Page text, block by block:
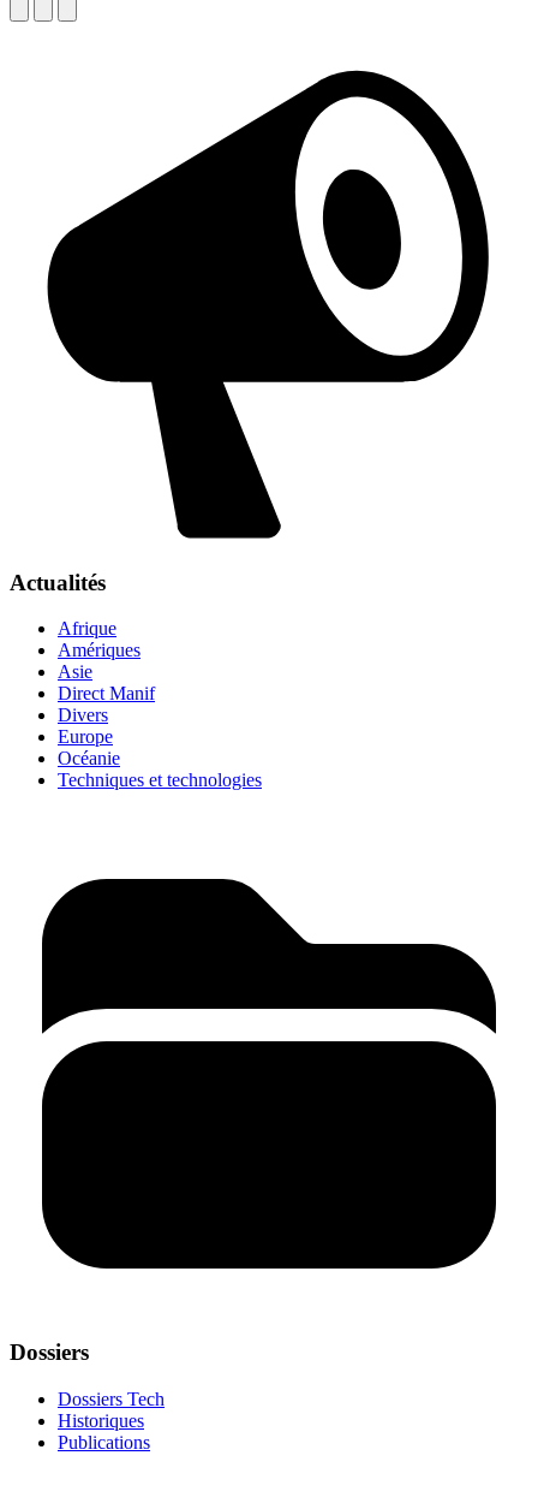
Actualités
Afrique
Amériques
Asie
Direct Manif
Divers
Europe
Océanie
Techniques et technologies
Dossiers
Dossiers Tech
Historiques
Publications